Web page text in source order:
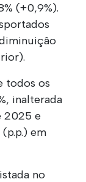
(+0,9%).
todos os
inalterada
2025 e
em
no